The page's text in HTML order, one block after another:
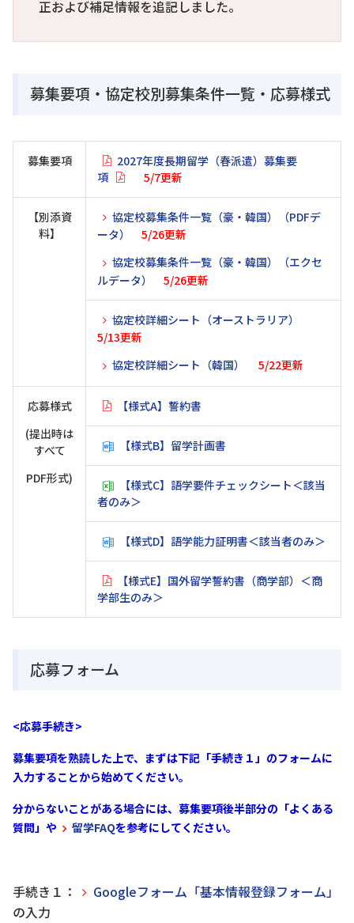
正および補足情報を追記しました。
募集要項・協定校別募集条件一覧・応募様式
募集要項
2027年度長期留学（春派遣）募集要
項
5/7更新
【別添資
料】
協定校募集条件一覧（豪・韓国）（PDFデ
ータ）
5/26更新
協定校募集条件一覧（豪・韓国）（エクセ
ルデータ）
5/26更新
協定校詳細シート（オーストラリア）
5/13更新
協定校詳細シート（韓国）
5/22更新
応募様式
(提出時は
すべて
PDF形式)
【様式A】誓約書
【様式B】留学計画書
【様式C】語学要件チェックシート＜該当
者のみ＞
【様式D】語学能力証明書＜該当者のみ＞
【様式E】国外留学誓約書（商学部）＜商
学部生のみ＞
応募フォーム
<応募手続き>
募集要項を熟読した上で、まずは下記「手続き１」のフォームに
入力することから始めてください。
分からないことがある場合には、募集要項後半部分の「よくある
質問」や
留学FAQを参考にしてください。
手続き１：
Googleフォーム「基本情報登録フォーム」
の入力